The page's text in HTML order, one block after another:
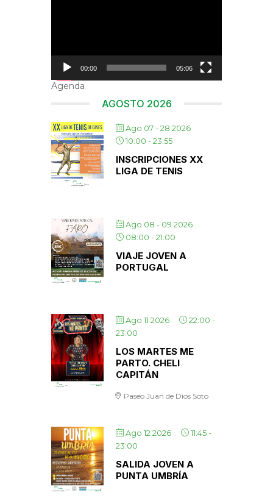
00:00 05:06
Agenda
AGOSTO 2026
Ago 07 - 28 2026
10:00 -23:55
INSCRIPCIONES XX
LIGA DE TENIS
Ago 08 - 09 2026
08:00 -21:00
VIAJE JOVEN A
PORTUGAL
Ago 11 2026 22:00 -
23:00
LOS MARTES ME
PARTO. CHELI
CAPITÁN
Paseo Juan de Dios Soto
Ago 12 2026 11:45-
23:00
SALIDA JOVEN A
PUNTA UMBRÍA